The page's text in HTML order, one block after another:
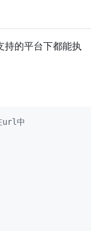
持的平台下都能执
url中